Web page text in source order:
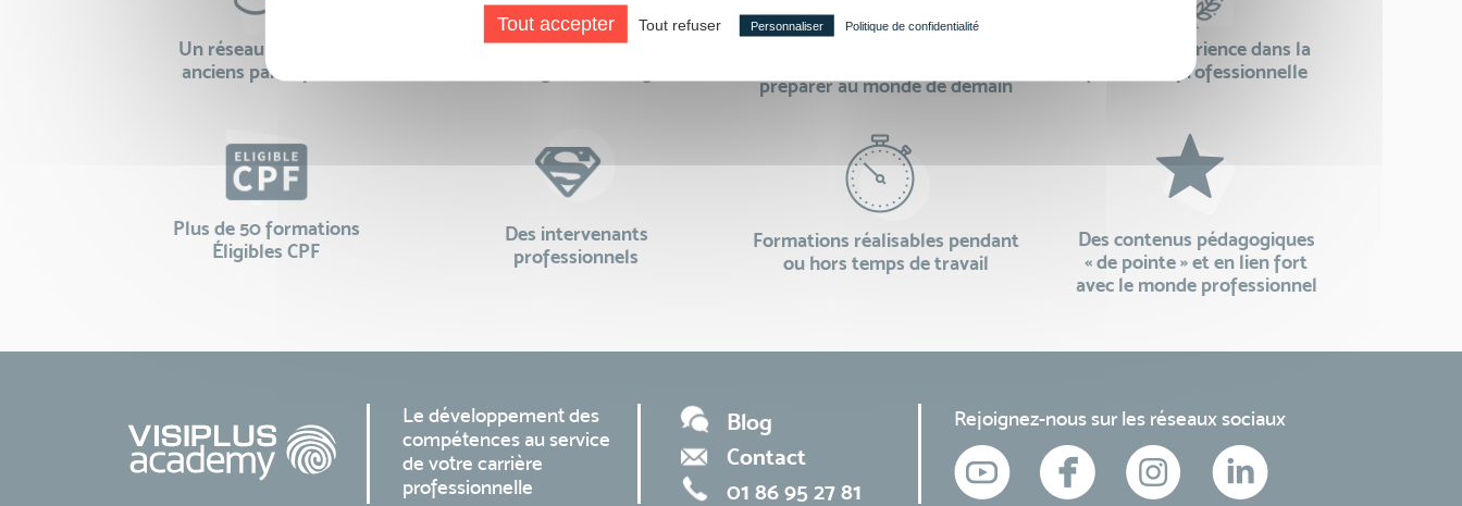
Un réseau de 22 000
anciens participants
100% des formations réalisables
préparer au monde de demain
24 ans d'expérience dans la
formation professionnelle
Plus de 50 formations
Éligibles CPF
Des intervenants
professionnels
Formations réalisables pendant
ou hors temps de travail
Des contenus pédagogiques
« de pointe » et en lien fort
avec le monde professionnel
Le développement des
compétences au service
de votre carrière
professionnelle
Blog
Contact
01 86 95 27 81
Rejoignez-nous sur les réseaux sociaux
Tout accepter Tout refuser Personnaliser Politique de confidentialité